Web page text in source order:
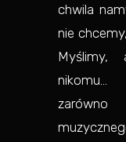
chwila
nie
Myślimy,
nikomu…